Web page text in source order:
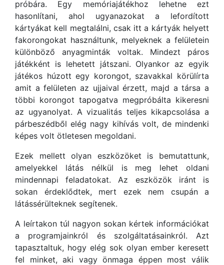
próbára. Egy memóriajátékhoz lehetne ezt
hasonlítani, ahol ugyanazokat a lefordított
kártyákat kell megtalálni, csak itt a kártyák helyett
fakorongokat használtunk, melyeknek a felületein
különböző anyagminták voltak. Mindezt páros
játékként is lehetett játszani. Olyankor az egyik
játékos húzott egy korongot, szavakkal körülírta
amit a felületen az ujjaival érzett, majd a társa a
többi korongot tapogatva megpróbálta kikeresni
az ugyanolyat. A vizualitás teljes kikapcsolása a
párbeszédből elég nagy kihívás volt, de mindenki
képes volt ötletesen megoldani.
Ezek mellett olyan eszközöket is bemutattunk,
amelyekkel látás nélkül is meg lehet oldani
mindennapi feladatokat. Az eszközök iránt is
sokan érdeklődtek, mert ezek nem csupán a
látássérülteknek segítenek.
A leírtakon túl nagyon sokan kértek információkat
a programjainkról és szolgáltatásainkról. Azt
tapasztaltuk, hogy elég sok olyan ember keresett
fel minket, aki vagy önmaga éppen most válik